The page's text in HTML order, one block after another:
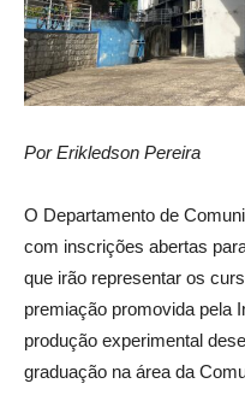
Por Erikledson Pereira
O Departamento de
com inscrições abertas
que irão representar os
premiação promovida pela
produção experimental
graduação na área da